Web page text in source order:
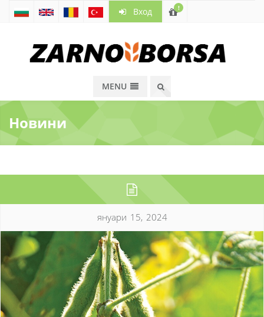
Вход !
MENU
Новини
януари 15, 2024